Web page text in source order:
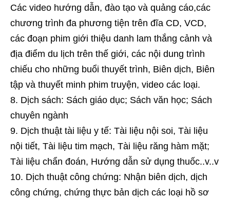
Các video hướng dẫn, đào tạo và quảng cáo,các
chương trình đa phương tiện trên đĩa CD, VCD,
các đoạn phim giới thiệu danh lam thắng cảnh và
địa điểm du lịch trên thế giới, các nội dung trình
chiếu cho những buổi thuyết trình, Biên dịch, Biên
tập và thuyết minh phim truyện, video các loại.
Dịch sách: Sách giáo dục; Sách văn học; Sách
chuyên ngành
Dịch thuật tài liệu y tế: Tài liệu nội soi, Tài liệu
nội tiết, Tài liệu tim mạch, Tài liệu răng hàm mặt;
Tài liệu chẩn đoán, Hướng dẫn sử dụng thuốc..v..v
Dịch thuật công chứng: Nhận biên dịch, dịch
công chứng, chứng thực bản dịch các loại hồ sơ